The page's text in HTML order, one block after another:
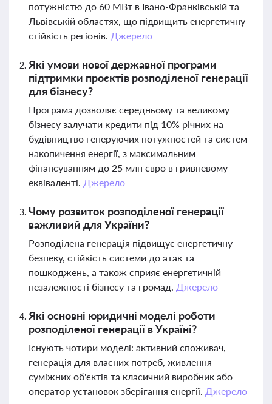
потужністю до 60 МВт в Івано-Франківській та
Львівській областях, що підвищить енергетичну
стійкість регіонів. Джерело
Які умови нової державної програми
підтримки проєктів розподіленої генерації
для бізнесу?
Програма дозволяє середньому та великому
бізнесу залучати кредити під 10% річних на
будівництво генеруючих потужностей та систем
накопичення енергії, з максимальним
фінансуванням до 25 млн євро в гривневому
еквіваленті. Джерело
Чому розвиток розподіленої генерації
важливий для України?
Розподілена генерація підвищує енергетичну
безпеку, стійкість системи до атак та
пошкоджень, а також сприяє енергетичній
незалежності бізнесу та громад. Джерело
Які основні юридичні моделі роботи
розподіленої генерації в Україні?
Існують чотири моделі: активний споживач,
генерація для власних потреб, живлення
суміжних об'єктів та класичний виробник або
оператор установок зберігання енергії. Джерело